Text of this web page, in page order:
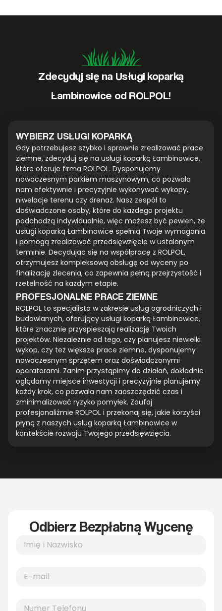
Zdecyduj się na Usługi koparką
Łambinowice od ROLPOL!
WYBIERZ USŁUGI KOPARKĄ
Gdy potrzebujesz szybko i sprawnie zrealizować prace
ziemne, zdecyduj się na usługi koparką Łambinowice,
które oferuje firma ROLPOL. Dysponujemy
nowoczesnym parkiem maszynowym, co pozwala
nam efektywnie i precyzyjnie wykonywać wykopy,
niwelacje terenu czy drenaż. Nasz zespół to
doświadczone osoby, które do każdego projektu
podchodzą indywidualnie, więc możesz być pewien, że
usługi koparką Łambinowice spełnią Twoje wymagania
i pomogą zrealizować przedsięwzięcie w ustalonym
terminie. Decydując się na współpracę z ROLPOL,
otrzymujesz kompleksową obsługę od wyceny po
finalizację zlecenia, co zapewnia pełną przejrzystość i
rzetelność na każdym etapie.
PROFESJONALNE PRACE ZIEMNE
ROLPOL to specjalista w zakresie usług ogrodniczych i
budowlanych, oferujący usługi koparką Łambinowice,
które znacznie przyspieszają realizację Twoich
projektów. Niezależnie od tego, czy planujesz niewielki
wykop, czy też większe prace ziemne, dysponujemy
nowoczesnym sprzętem oraz doświadczonymi
operatorami. Zanim przystąpimy do działań, dokładnie
oglądamy miejsce inwestycji i precyzyjnie planujemy
każdy krok, co pozwala nam zaoszczędzić czas i
zminimalizować ryzyko pomyłek. Zaufaj
profesjonaliźmie ROLPOL i przekonaj się, jakie korzyści
płyną z naszych usług koparką Łambinowice w
kontekście rozwoju Twojego przedsięwzięcia.
Odbierz Bezpłatną Wycenę